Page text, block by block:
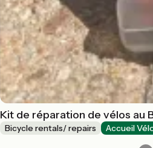
Kit de réparation de vélos au
Bicycle rentals/ repairs Accueil